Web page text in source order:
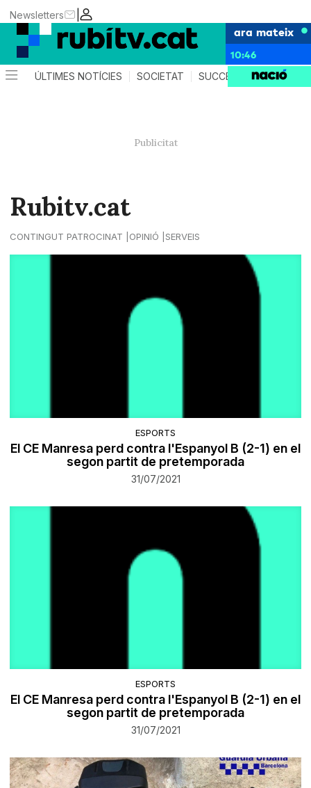
|
Newsletters
ara mateix
10:46
ÚLTIMES NOTÍCIES SOCIETAT SUCCESSOS
Rubitv.cat
CONTINGUT PATROCINAT OPINIÓ SERVEIS
ESPORTS
El CE Manresa perd contra l'Espanyol B (2-1) en el
segon partit de pretemporada
31/07/2021
ESPORTS
El CE Manresa perd contra l'Espanyol B (2-1) en el
segon partit de pretemporada
31/07/2021